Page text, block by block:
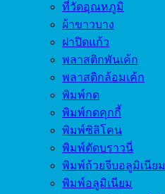
ที่วัดอุณหภูมิ
ผ้าขาวบาง
ฝาปิดแก้ว
พลาสติกพันเค้ก
พลาสติกล้อมเค้ก
พิมพ์กด
พิมพ์กดคุกกี้
พิมพ์ซิลิโคน
พิมพ์ตัดบราวนี่
พิมพ์ถ้วยจีบอลูมิเนียม
พิมพ์อลูมิเนียม